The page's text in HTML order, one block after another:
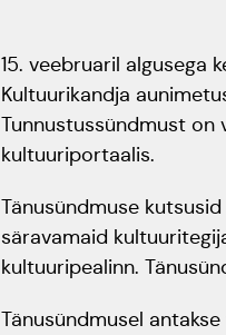
15. veebruaril algusega
Kultuurikandja
Tunnustussündmust on
kultuuriportaalis.
Tänusündmuse
säravamaid
kultuuripealinn.
Tänusündmusel